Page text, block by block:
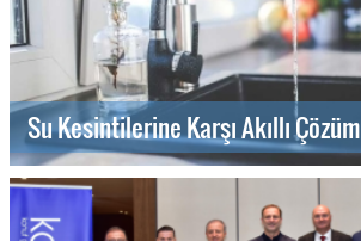
Su Kesintilerine Karşı Akıllı Çözüm